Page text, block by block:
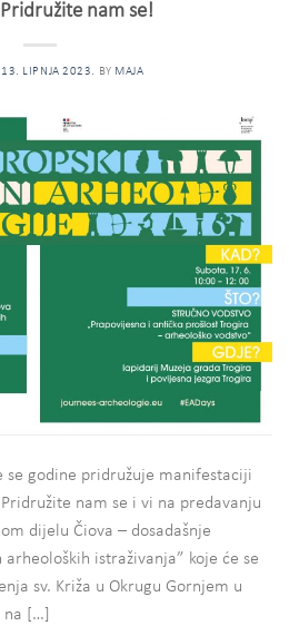
nam se!
13. LIPNJA 2023. BY MAJA
se godine pridružuje manifestaciji
nam se i vi na predavanju
dijelu Čiova – dosadašnje
istraživanja” koje će se
sv. Križa u Okrugu Gornjem u
[…]